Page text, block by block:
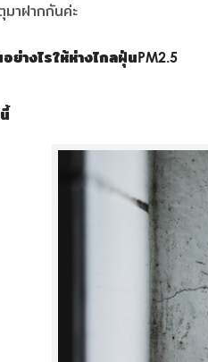
มาฝากกันค่ะ
างไรให้ห่างไกลฝุ่นPM2.5